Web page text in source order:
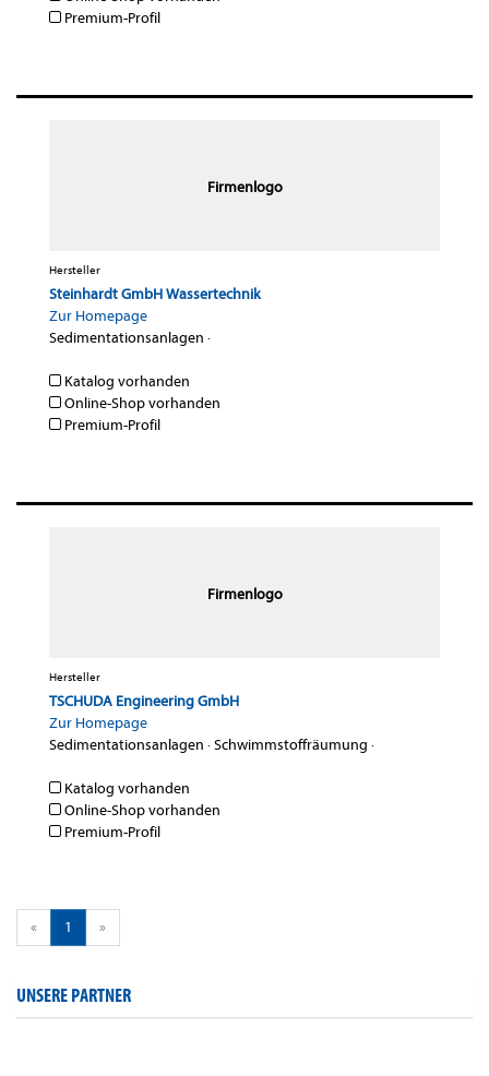
Premium-Profil
Firmenlogo
Hersteller
Steinhardt GmbH Wassertechnik
Zur Homepage
Sedimentationsanlagen ·
Katalog vorhanden
Online-Shop vorhanden
Premium-Profil
Firmenlogo
Hersteller
TSCHUDA Engineering GmbH
Zur Homepage
Sedimentationsanlagen ·Schwimmstoffräumung ·
Katalog vorhanden
Online-Shop vorhanden
Premium-Profil
« 1 »
UNSERE PARTNER